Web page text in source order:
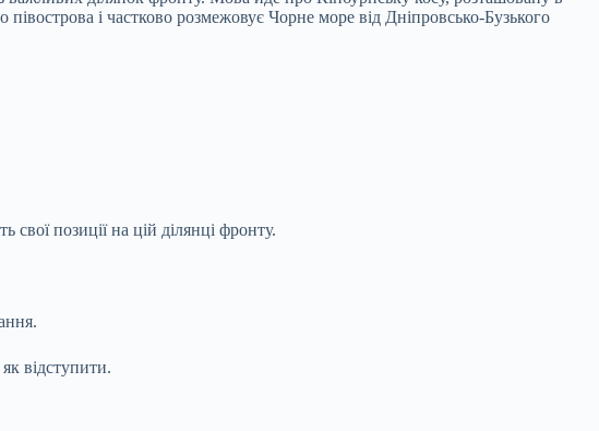
і частково розмежовує Чорне море від Дніпровсько-Бузького
свої позиції на цій ділянці фронту.
відступити.